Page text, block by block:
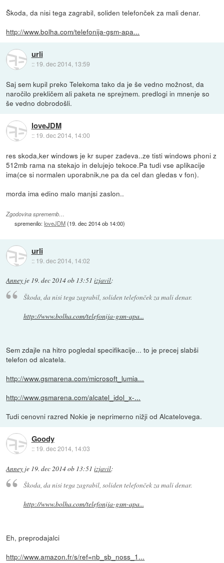
Škoda, da nisi tega zagrabil, soliden telefonček za mali denar.
http://www.bolha.com/telefonija-gsm-apa...
urli
:: 19. dec 2014, 13:59
Saj sem kupil preko Telekoma tako da je še vedno možnost, da
naročilo prekličem ali paketa ne sprejmem. predlogi in mnenje so
še vedno dobrodošli.
loveJDM
:: 19. dec 2014, 14:00
res skoda,ker windows je kr super zadeva..ze tisti windows phoni z
512mb rama na stekajo in delujejo tekoce.Pa tudi vse aplikacije
ima(ce si normalen uporabnik,ne pa da cel dan gledas v fon).
morda ima edino malo manjsi zaslon..
Zgodovina sprememb…
spremenilo:loveJDM(19. dec 2014 ob 14:00)
urli
:: 19. dec 2014, 14:02
Anney je 19. dec 2014 ob 13:51 izjavil:
Škoda, da nisi tega zagrabil, soliden telefonček za mali denar.
http://www.bolha.com/telefonija-gsm-apa...
Sem zdajle na hitro pogledal specifikacije... to je precej slabši
telefon od alcatela.
http://www.gsmarena.com/microsoft_lumia...
http://www.gsmarena.com/alcatel_idol_x-...
Tudi cenovni razred Nokie je neprimerno nižji od Alcatelovega.
Goody
:: 19. dec 2014, 14:03
Anney je 19. dec 2014 ob 13:51 izjavil:
Škoda, da nisi tega zagrabil, soliden telefonček za mali denar.
http://www.bolha.com/telefonija-gsm-apa...
Eh, preprodajalci
http://www.amazon.fr/s/ref=nb_sb_noss_1...